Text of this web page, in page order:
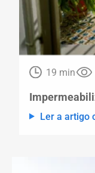
19 min
Ler a artigo